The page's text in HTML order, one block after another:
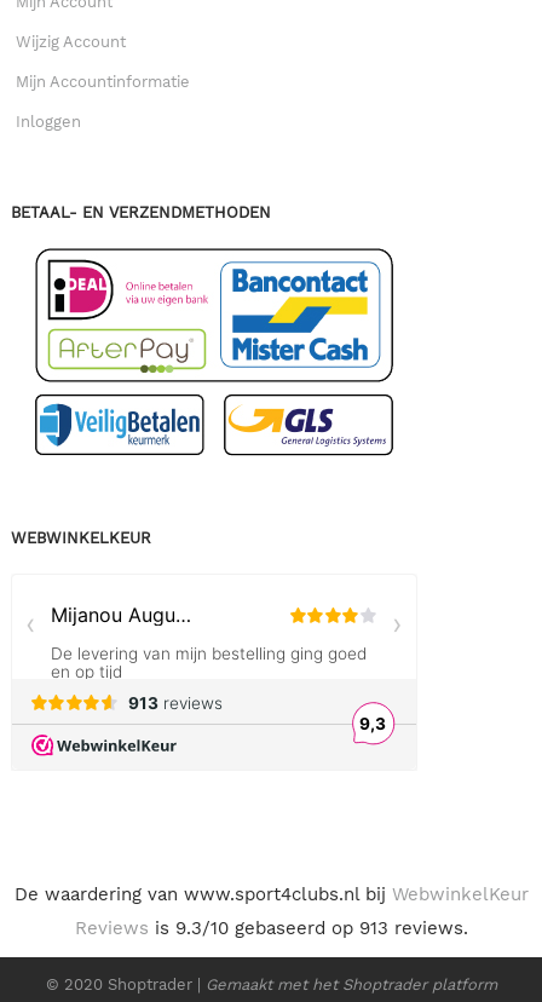
Wijzig Account
Mijn Accountinformatie
Inloggen
BETAAL- EN VERZENDMETHODEN
WEBWINKELKEUR
De waardering van www.sport4clubs.nl bij WebwinkelKeur
Reviews is 9.3/10 gebaseerd op 913 reviews.
© 2020 Shoptrader | Gemaakt met het Shoptrader platform